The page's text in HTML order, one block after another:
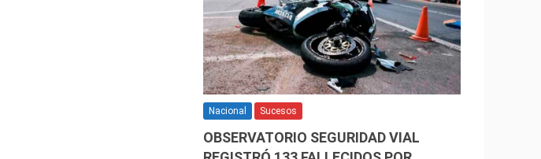
Nacional Sucesos
OBSERVATORIO SEGURIDAD VIAL